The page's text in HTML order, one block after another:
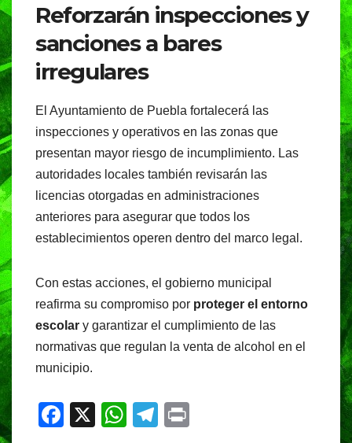
Reforzarán inspecciones y
sanciones a bares
irregulares
El Ayuntamiento de Puebla fortalecerá las
inspecciones y operativos en las zonas que
presentan mayor riesgo de incumplimiento. Las
autoridades locales también revisarán las
licencias otorgadas en administraciones
anteriores para asegurar que todos los
establecimientos operen dentro del marco legal.
Con estas acciones, el gobierno municipal
reafirma su compromiso por proteger el entorno
escolar y garantizar el cumplimiento de las
normativas que regulan la venta de alcohol en el
municipio.
F
X
W T